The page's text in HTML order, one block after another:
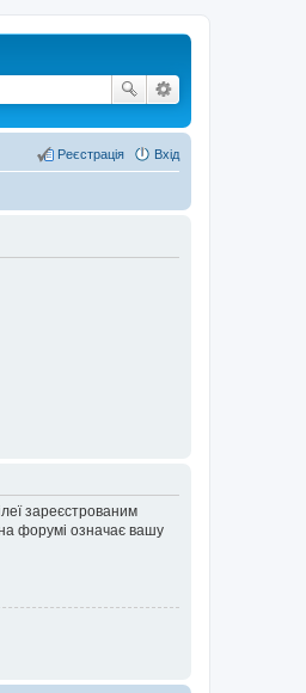
Вхід
Реєстрація
зареєстрованим
форумі означає вашу